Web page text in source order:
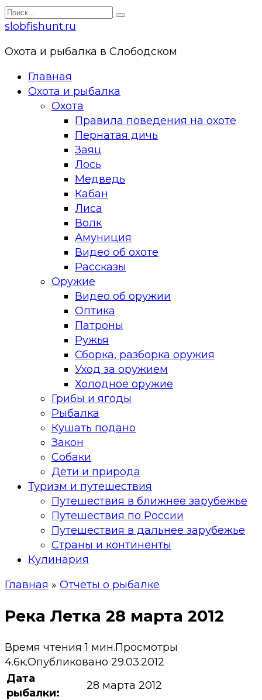
Перейти
к
Search
for:
slobfishunt.ru
Охота и рыбалка в Слободском
Главная
Охота и рыбалка
Охота
Правила поведения на охоте
Пернатая дичь
Заяц
Лось
Медведь
Кабан
Лиса
Волк
Амуниция
Видео об охоте
Рассказы
Оружие
Видео об оружии
Оптика
Патроны
Ружья
Сборка, разборка оружия
Уход за оружием
Холодное оружие
Грибы и ягоды
Рыбалка
Кушать подано
Закон
Собаки
Дети и природа
Туризм и путешествия
Путешествия в ближнее зарубежье
Путешествия по России
Путешествия в дальнее зарубежье
Страны и континенты
Кулинария
Главная » Отчеты о рыбалке
Река Летка 28 марта 2012
Время чтения 1 мин.Просмотры
4.6к.Опубликовано 29.03.2012
Дата
рыбалки:
28 марта 2012